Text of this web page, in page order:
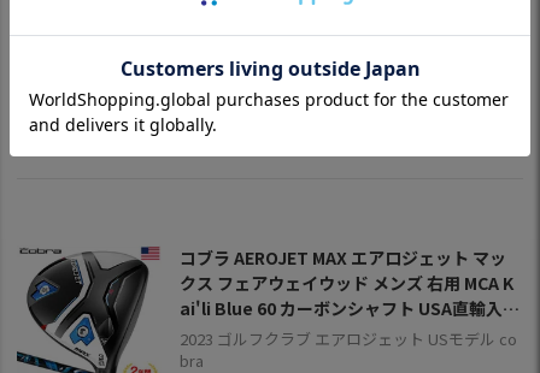
モデル AEROJETMD 【上半期SALE】
bra
当店価格 ¥29,800 税込
コブラ AEROJET MAX エアロジェット マッ
クス フェアウェイウッド メンズ 右用 MCA K
ai'li Blue 60 カーボンシャフト USA直輸入品
2023年モデル AEROJETMD 【上半期SALE】
2023 ゴルフクラブ エアロジェット USモデル co
bra